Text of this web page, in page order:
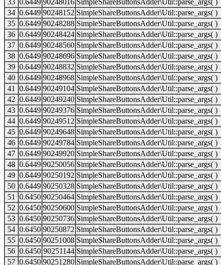
33 0.6449 90248016 SimpleShareButtonsAdder\Util::parse_args( )
34 0.6449 90248152 SimpleShareButtonsAdder\Util::parse_args( )
35 0.6449 90248288 SimpleShareButtonsAdder\Util::parse_args( )
36 0.6449 90248424 SimpleShareButtonsAdder\Util::parse_args( )
37 0.6449 90248560 SimpleShareButtonsAdder\Util::parse_args( )
38 0.6449 90248696 SimpleShareButtonsAdder\Util::parse_args( )
39 0.6449 90248832 SimpleShareButtonsAdder\Util::parse_args( )
40 0.6449 90248968 SimpleShareButtonsAdder\Util::parse_args( )
41
0.6449 90249104 SimpleShareButtonsAdder\Util::parse_args( )
42 0.6449 90249240 SimpleShareButtonsAdder\Util::parse_args( )
43 0.6449 90249376 SimpleShareButtonsAdder\Util::parse_args( )
44 0.6449 90249512 SimpleShareButtonsAdder\Util::parse_args( )
45 0.6449 90249648 SimpleShareButtonsAdder\Util::parse_args( )
46 0.6449 90249784 SimpleShareButtonsAdder\Util::parse_args( )
47 0.6449 90249920 SimpleShareButtonsAdder\Util::parse_args( )
48 0.6449 90250056 SimpleShareButtonsAdder\Util::parse_args( )
49 0.6449 90250192 SimpleShareButtonsAdder\Util::parse_args( )
50 0.6449 90250328 SimpleShareButtonsAdder\Util::parse_args( )
51
0.6450 90250464 SimpleShareButtonsAdder\Util::parse_args( )
52 0.6450 90250600 SimpleShareButtonsAdder\Util::parse_args( )
53 0.6450 90250736 SimpleShareButtonsAdder\Util::parse_args( )
54 0.6450 90250872 SimpleShareButtonsAdder\Util::parse_args( )
55 0.6450 90251008 SimpleShareButtonsAdder\Util::parse_args( )
56 0.6450 90251144 SimpleShareButtonsAdder\Util::parse_args( )
57 0.6450 90251280 SimpleShareButtonsAdder\Util::parse_args( )